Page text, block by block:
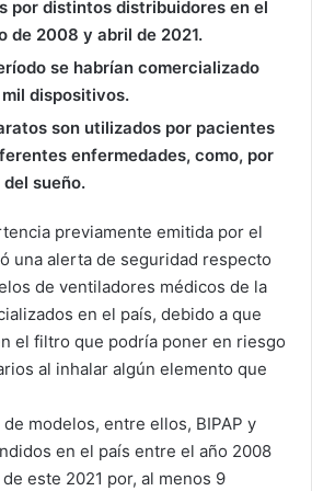
por distintos distribuidores en el
de 2008 y abril de 2021.
se habrían comercializado
dispositivos.
son utilizados por pacientes
enfermedades, como, por
sueño.
previamente emitida por el
una alerta de seguridad respecto
de ventiladores médicos de la
en el país, debido a que
el filtro que podría poner en riesgo
al inhalar algún elemento que
modelos, entre ellos, BIPAP y
en el país entre el año 2008
este 2021 por, al menos 9